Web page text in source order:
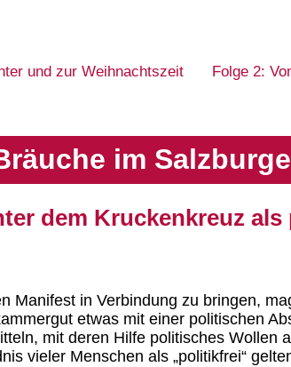
und zur Weihnachtszeit Folge 2:
im
dem Kruckenkreuz
Manifest in Verbindung zu bringen,
etwas mit einer politischen
mit deren Hilfe politisches
vieler Menschen als „politikfrei“